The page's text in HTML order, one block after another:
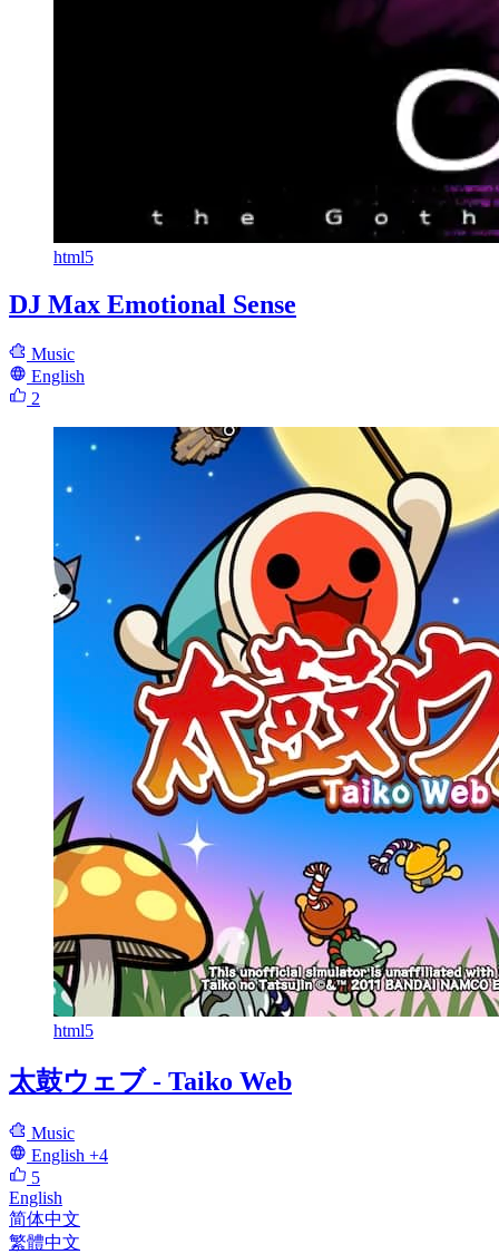
html5
DJ Max Emotional Sense
Music
English
2
html5
太鼓ウェブ - Taiko Web
Music
English +4
5
English
简体中文
繁體中文